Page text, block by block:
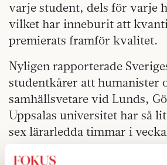
varje student, dels för varje
vilket har inneburit att
premierats framför kvalitet.
Nyligen rapporterade
studentkårer att humanister
samhällsvetare vid Lunds,
Uppsalas universitet har så
sex lärarledda timmar i
– Helt klart påverkar det